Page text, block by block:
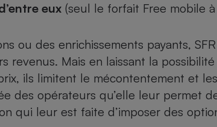
eux (seul le forfait Free mobile
ou des enrichissements payants,
revenus. Mais en laissant la
ils limitent le mécontentement et
des opérateurs qu’elle leur permet
qui leur est faite d’imposer des
Plaque de cuisson à
induction
Téléphone mobile -
Smartphone
Radiateur électrique